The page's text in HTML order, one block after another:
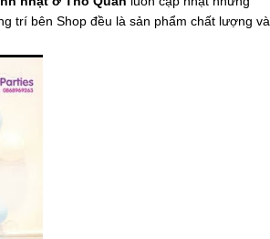
trí bên Shop đều là sản phẩm chất lượng và